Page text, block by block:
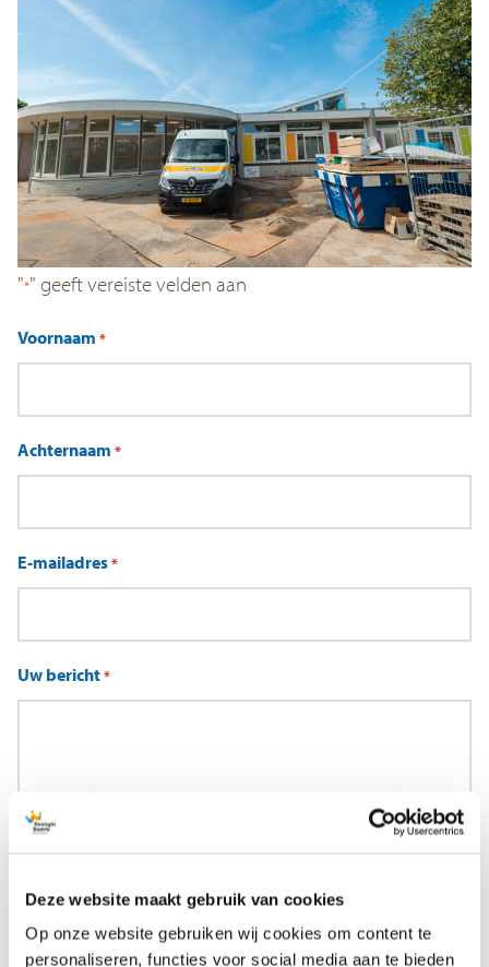
Deze website maakt gebruik van cookies
Op onze website gebruiken wij cookies om content te
personaliseren, functies voor social media aan te bieden
"*" geeft vereiste velden aan
Voornaam *
Achternaam *
E-mailadres *
Uw bericht *